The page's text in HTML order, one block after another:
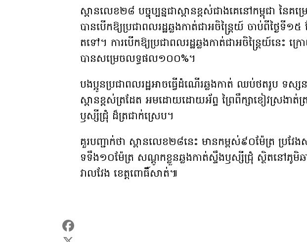
ស្ពានលេខ២៨ បច្ចុប្បន្នជាស្ពានខ្ពស់ជាងគេនៅកម្ពុជា នៃគ
បានបើកឱ្យប្រជាពលរដ្ឋឆ្លងកាត់ជាអចិន្ត្រៃយ៍ ចាប់ពីថ្ងៃទី
តទៅ។ ការបើកឱ្យប្រជាពលរដ្ឋឆ្លងកាត់ជាអចិន្ត្រៃយ៍នេះ ក្
បានសម្រេចលទ្ធផល១០០%។
បងប្អូនប្រជាពលរដ្ឋអាចធ្វើដំណើរឆ្លងកាត់ ឈប់ថតរូប ទស្សន
ស្ពានខ្ពស់ត្រដែត អមដោយដោយអ័ព្ទ ព្រៃពឹក្សាខៀវស្រងាត់ត្រ
ឫស្សីជ្រុំ ដ៏ត្រជាក់ស្រេប។
គួរបញ្ជាក់ថា ស្ពានលេខ២៨នេះ មានកម្ពស់៩០ម៉ែត្រ ប្រវ
ទទឹង១០ម៉ែត្រ សណ្តូកខ្លួនឆ្លងកាត់ស្ទឹងឫស្សីជ្រុំ ស្ថិតនៅ
វាលវែង ខេត្តពោធិ៍សាត់៕